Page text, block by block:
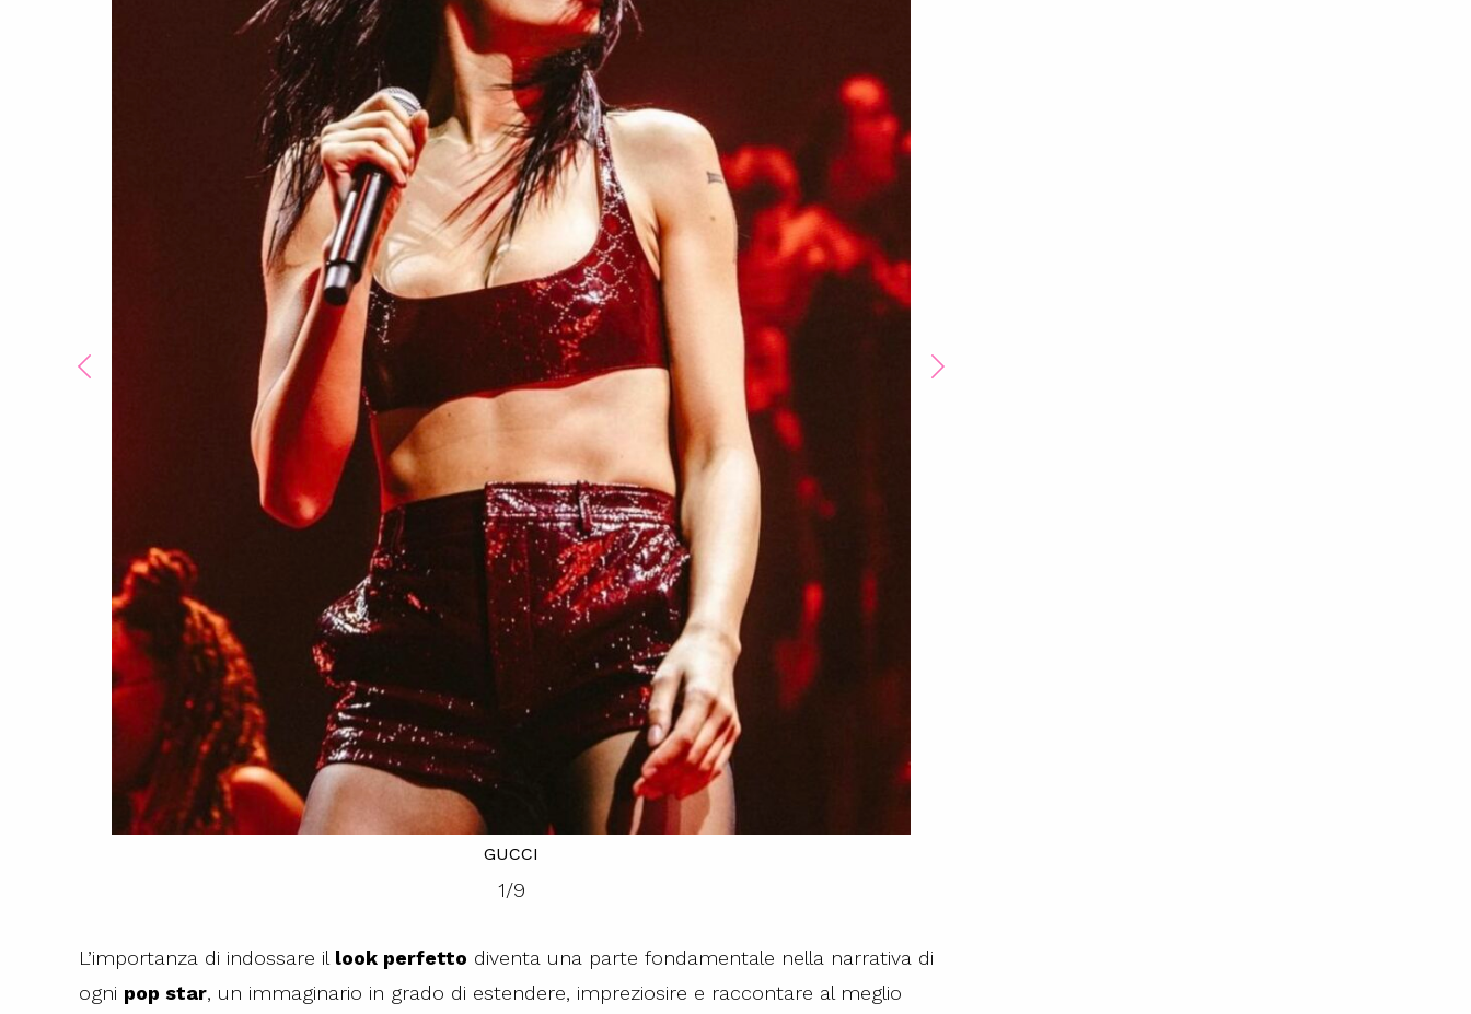
GUCCI
1/9
L’importanza di indossare il look perfetto diventa una parte fondamentale nella narrativa di
ogni pop star, un immaginario in grado di estendere, impreziosire e raccontare al meglio